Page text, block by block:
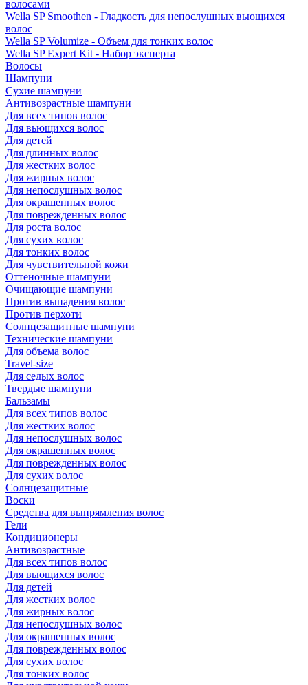
волосами
Wella SP Smoothen - Гладкость для непослушных вьющихся
волос
Wella SP Volumize - Объем для тонких волос
Wella SP Expert Kit - Набор эксперта
Волосы
Шампуни
Сухие шампуни
Антивозрастные шампуни
Для всех типов волос
Для вьющихся волос
Для детей
Для длинных волос
Для жестких волос
Для жирных волос
Для непослушных волос
Для окрашенных волос
Для поврежденных волос
Для роста волос
Для сухих волос
Для тонких волос
Для чувствительной кожи
Оттеночные шампуни
Очищающие шампуни
Против выпадения волос
Против перхоти
Солнцезащитные шампуни
Технические шампуни
Для объема волос
Travel-size
Для седых волос
Твердые шампуни
Бальзамы
Для всех типов волос
Для жестких волос
Для непослушных волос
Для окрашенных волос
Для поврежденных волос
Для сухих волос
Солнцезащитные
Воски
Средства для выпрямления волос
Гели
Кондиционеры
Антивозрастные
Для всех типов волос
Для вьющихся волос
Для детей
Для жестких волос
Для жирных волос
Для непослушных волос
Для окрашенных волос
Для поврежденных волос
Для сухих волос
Для тонких волос